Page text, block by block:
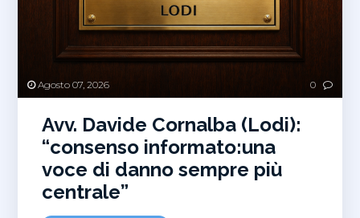
Agosto 07, 2026 0
Avv. Davide Cornalba (Lodi):
“consenso informato:una
voce di danno sempre più
centrale”